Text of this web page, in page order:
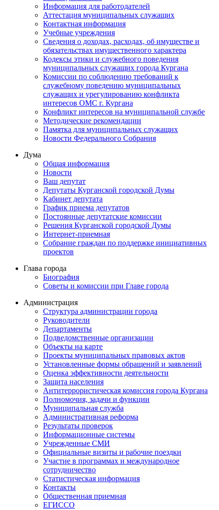
Информация для работодателей
Аттестация муниципальных служащих
Контактная информация
Учебные учреждения
Сведения о доходах, расходах, об имуществе и
обязательствах имущественного характера
Кодексы этики и служебного поведения
муниципальных служащих города Кургана
Комиссии по соблюдению требований к
служебному поведению муниципальных
служащих и урегулированию конфликта
интересов ОМС г. Кургана
Конфликт интересов на муниципальной службе
Методические рекомендации
Памятка для муниципальных служащих
Новости Федерального Cобрания
Дума
Общая информация
Новости
Ваш депутат
Депутаты Курганской городской Думы
Кабинет депутата
График приема депутатов
Постоянные депутатские комиссии
Решения Курганской городской Думы
Интернет-приемная
Собрание граждан по поддержке инициативных
проектов
Глава города
Биография
Советы и комиссии при Главе города
Администрация
Структура администрации города
Руководители
Департаменты
Подведомственные организации
Объекты на карте
Проекты муниципальных правовых актов
Установленные формы обращений и заявлений
Оценка эффективности деятельности
Защита населения
Антитеррористическая комиссия города Кургана
Полномочия, задачи и функции
Муниципальная служба
Административная реформа
Результаты проверок
Информационные системы
Учрежденные СМИ
Официальные визиты и рабочие поездки
Участие в программах и международное
сотрудничество
Статистическая информация
Контакты
Общественная приемная
ЕГИССО